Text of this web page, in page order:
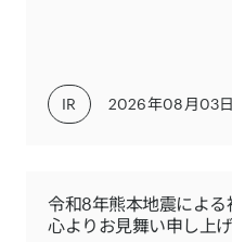
IR 2026年08月03日
令和8年熊本地震によ
心よりお見舞い申し上